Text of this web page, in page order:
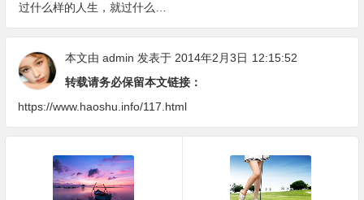
过什么样的人生，就过什么样
的早晨
本文由 admin 发表于 2014年2月3日 12:15:52
转载请务必保留本文链接：
https://www.haoshu.info/117.html